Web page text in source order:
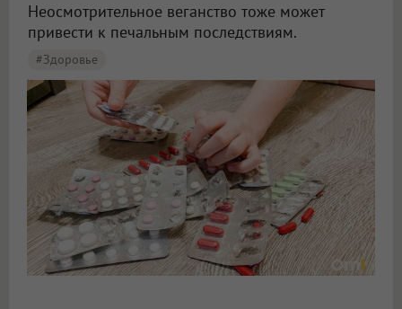
Неосмотрительное веганство тоже может
привести к печальным последствиям.
#Здоровье